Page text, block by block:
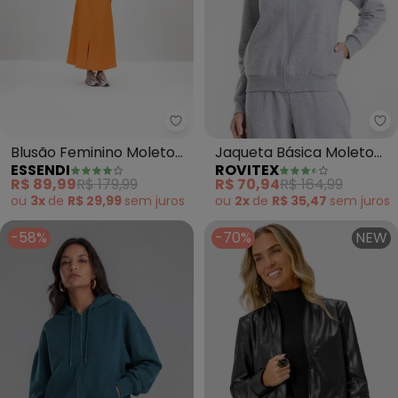
Essendi - Blusão Feminino
Blusão Feminino Moletom
(Bege)
ESSENDI
R$ 89,99R$ 179,99
ou 3x de R$ 29,99 sem juros
Jaqueta Básica Moletom
Peluciado (Cinza)
ROVITEX
R$ 70,94R$ 164,99
ou 2x de R$ 35,47 sem juros
-58% -70% NEW